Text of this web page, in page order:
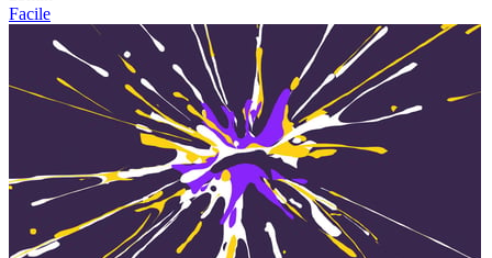
Facile